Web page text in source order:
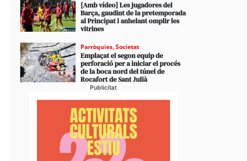
[Amb vídeo] Les jugadores del
Barça, gaudint de la pretemporada
al Principat i anhelant omplir les
vitrines
Parròquies,Societat
Emplaçat el segon equip de
perforació per a iniciar el procés
de la boca nord del túnel de
Rocafort de Sant Julià
Publicitat